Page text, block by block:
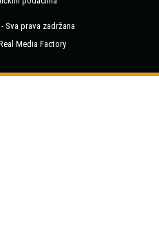
Sva prava zadržana
Media Factory